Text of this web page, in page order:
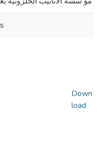
Down
load